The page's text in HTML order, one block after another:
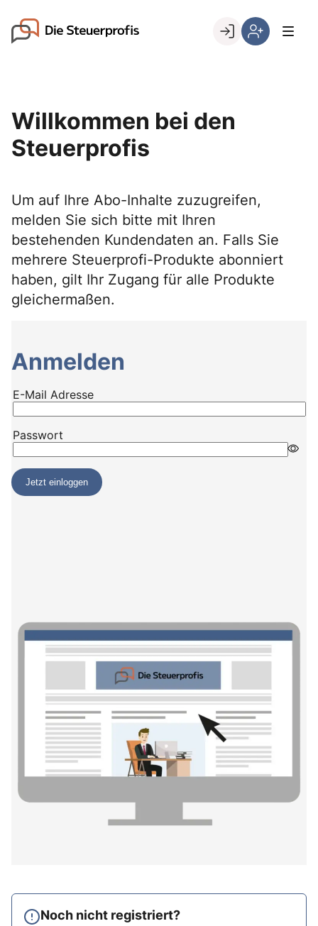
content
Go to landing page.
sind
Willkommen bei den
Steuerprofis
Um auf Ihre Abo-Inhalte zuzugreifen,
melden Sie sich bitte mit Ihren
bestehenden Kundendaten an. Falls Sie
mehrere Steuerprofi-Produkte abonniert
haben, gilt Ihr Zugang für alle Produkte
gleichermaßen.
Anmelden
Noch nicht registriert?